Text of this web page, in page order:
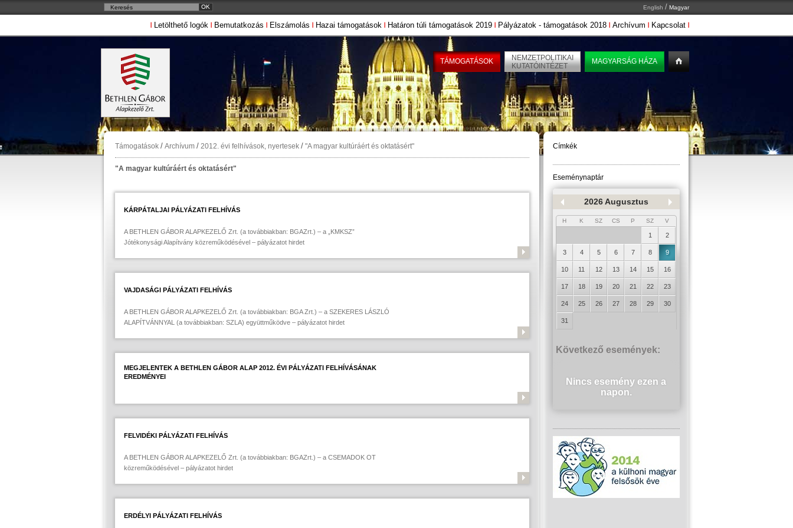
English / Magyar
Letölthető logók Bemutatkozás Elszámolás Hazai támogatások Határon túli támogatások 2019 Pályázatok - támogatások 2018 Archívum Kapcsolat
TÁMOGATÁSOK
NEMZETPOLITIKAI
KUTATÓINTÉZET
MAGYARSÁG HÁZA
Támogatások / Archívum / 2012. évi felhívások, nyertesek / "A magyar kultúráért és oktatásért"
"A magyar kultúráért és oktatásért"
KÁRPÁTALJAI PÁLYÁZATI FELHÍVÁS
A BETHLEN GÁBOR ALAPKEZELŐ Zrt. (a továbbiakban: BGAZrt.) – a „KMKSZ”
Jótékonysági Alapítvány közreműködésével – pályázatot hirdet
VAJDASÁGI PÁLYÁZATI FELHÍVÁS
A BETHLEN GÁBOR ALAPKEZELŐ Zrt. (a továbbiakban: BGA Zrt.) – a SZEKERES LÁSZLÓ
ALAPÍTVÁNNYAL (a továbbiakban: SZLA) együttműködve – pályázatot hirdet
MEGJELENTEK A BETHLEN GÁBOR ALAP 2012. ÉVI PÁLYÁZATI FELHÍVÁSÁNAK
EREDMÉNYEI
FELVIDÉKI PÁLYÁZATI FELHÍVÁS
A BETHLEN GÁBOR ALAPKEZELŐ Zrt. (a továbbiakban: BGAZrt.) – a CSEMADOK OT
közreműködésével – pályázatot hirdet
ERDÉLYI PÁLYÁZATI FELHÍVÁS
Címkék
Eseménynaptár
2026 Augusztus
H K SZ CS P SZ V
1 2
3 4 5 6 7 8 9
10 11 12 13 14 15 16
17 18 19 20 21 22 23
24 25 26 27 28 29 30
31
Következő események:
Nincs esemény ezen a
napon.